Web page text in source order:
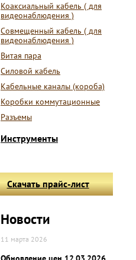
Коаксиальный кабель ( для
видеонаблюдения )
Совмещенный кабель ( для
видеонаблюдения )
Витая пара
Силовой кабель
Кабельные каналы (короба)
Коробки коммутационные
Разъемы
Инструменты
Скачать прайс-лист
Новости
11 марта 2026